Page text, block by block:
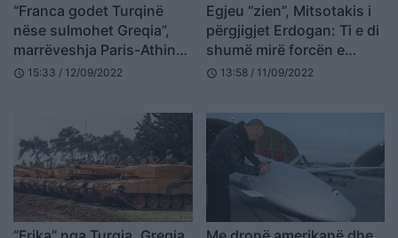
“Franca godet Turqinë
nëse sulmohet Greqia”,
marrëveshja Paris-Athinë
që mund të çojë Egjeun
schedule 15:33 / 12/09/2022
Egjeu “zien”, Mitsotakis i
përgjigjet Erdogan: Ti e di
shumë mirë forcën e
ushtrisë greke, do merrnit
schedule 13:58 / 11/09/2022